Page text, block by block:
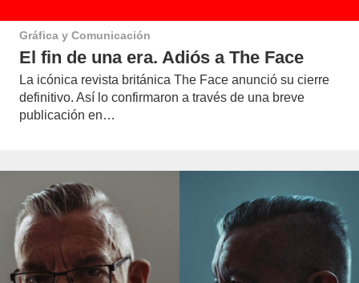
Gráfica y Comunicación
El fin de una era. Adiós a The Face
La icónica revista británica The Face anunció su cierre
definitivo. Así lo confirmaron a través de una breve
publicación en…